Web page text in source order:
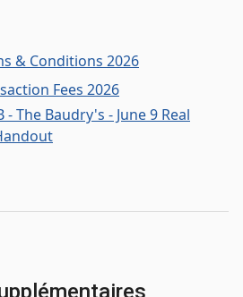
& Conditions 2026
Fees 2026
- The Baudry's - June 9 Real